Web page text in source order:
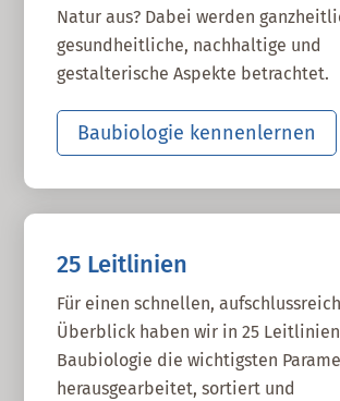
Natur aus? Dabei werden
gesundheitliche, nachhaltige und
gestalterische Aspekte betrachtet.
Baubiologie kennenlernen
25 Leitlinien
Für einen schnellen,
Überblick haben wir in 25
Baubiologie die wichtigsten
herausgearbeitet, sortiert und